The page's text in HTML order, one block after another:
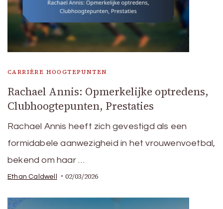
CARRIÈRE HOOGTEPUNTEN
Rachael Annis: Opmerkelijke optredens,
Clubhoogtepunten, Prestaties
Rachael Annis heeft zich gevestigd als een
formidabele aanwezigheid in het vrouwenvoetbal,
bekend om haar …
Ethan Caldwell 02/03/2026